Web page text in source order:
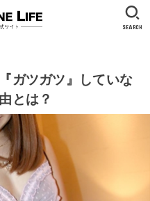
SEARCH
ガツガツ』していな
とは？